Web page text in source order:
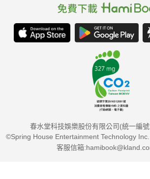
春水堂科技娛樂股份有限公司(統一編
©Spring House Entertainment Technology
客服信箱